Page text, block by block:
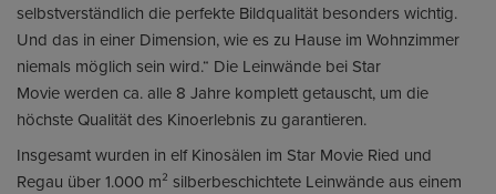
selbstverständlich die perfekte Bildqualität besonders wichtig.
Und das in einer Dimension, wie es zu Hause im Wohnzimmer
niemals möglich sein wird.“ Die Leinwände bei Star
Movie werden ca. alle 8 Jahre komplett getauscht, um die
höchste Qualität des Kinoerlebnis zu garantieren.
Insgesamt wurden in elf Kinosälen im Star Movie Ried und
Regau über 1.000 m² silberbeschichtete Leinwände aus einem